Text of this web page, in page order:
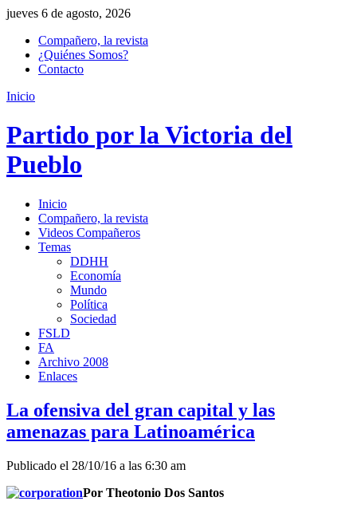
jueves 6 de agosto, 2026
Compañero, la revista
¿Quiénes Somos?
Contacto
Inicio
Partido por la Victoria del
Pueblo
Inicio
Compañero, la revista
Videos Compañeros
Temas
DDHH
Economía
Mundo
Política
Sociedad
FSLD
FA
Archivo 2008
Enlaces
La ofensiva del gran capital y las
amenazas para Latinoamérica
Publicado el 28/10/16 a las 6:30 am
Por Theotonio Dos Santos